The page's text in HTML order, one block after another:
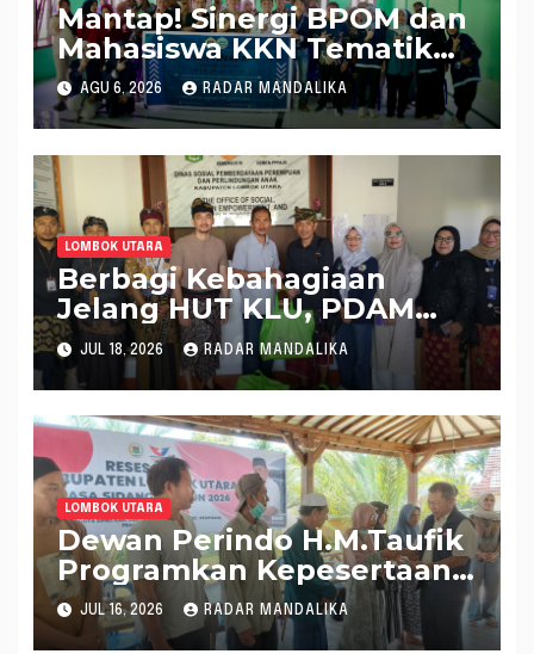
Mantap! Sinergi BPOM dan
Mahasiswa KKN Tematik
Universitas Mataram
Dampingi UMKM Gula
Merah Kelapa Desa Salut
Menuju Pangan Aman dan
Bersertifikat PIRT
AGU 6, 2026 RADAR MANDALIKA
LOMBOK UTARA
Berbagi Kebahagiaan
Jelang HUT KLU, PDAM
Amerta Salurkan 100 Paket
Sembako
JUL 18, 2026 RADAR MANDALIKA
LOMBOK UTARA
Dewan Perindo H.M.Taufik
Programkan Kepesertaan
BPJS Ketenagakerjaan
Bagi Warga
JUL 16, 2026 RADAR MANDALIKA